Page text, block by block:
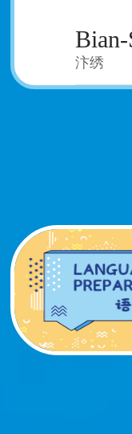
汴绣